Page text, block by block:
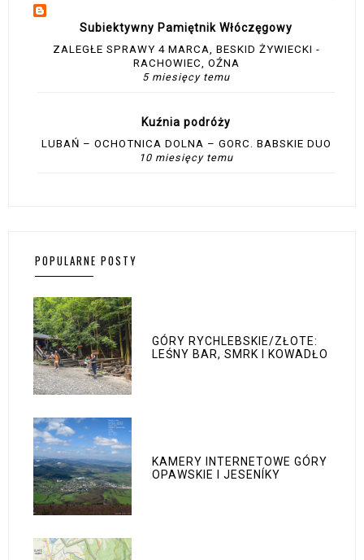
Subiektywny Pamiętnik Włóczęgowy
ZALEGŁE SPRAWY 4 MARCA, BESKID ŻYWIECKI -
RACHOWIEC, OŹNA
5 miesięcy temu
Kuźnia podróży
LUBAŃ – OCHOTNICA DOLNA – GORC. BABSKIE DUO
10 miesięcy temu
POPULARNE POSTY
GÓRY RYCHLEBSKIE/ZŁOTE:
LEŚNY BAR, SMRK I KOWADŁO
KAMERY INTERNETOWE GÓRY
OPAWSKIE I JESENÍKY